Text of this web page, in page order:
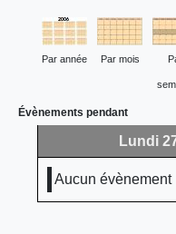
Par année Par mois
Évènements pendant
Lundi
Aucun évènement